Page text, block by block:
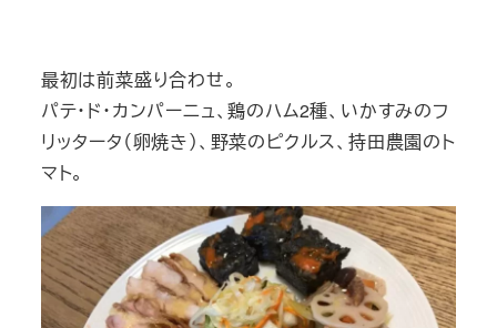
最初は前菜盛り合わせ。
パテ・ド・カンパーニュ、鶏のハム2種、いかすみのフ
リッタータ（卵焼き）、野菜のピクルス、持田農園のト
マト。